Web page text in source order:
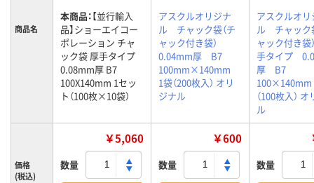
商品名
本商品：【並行輸入
品】ショーエイコー
ポレーション チャ
ック袋 厚手タイプ
0.08mm厚 B7
100X140mm 1セッ
ト（100枚×10袋）
アスクルオリジナ
ル チャック袋（チ
ャック付き袋）
0.04mm厚 B7
100mm×140mm
1袋（200枚入） オリ
ジナル
アスクルオリ
ル チャック
ャック付き
手タイプ
厚 B7
（100枚入）
ル
価格
(税込)
￥5,060
数量
￥600
数量 数量